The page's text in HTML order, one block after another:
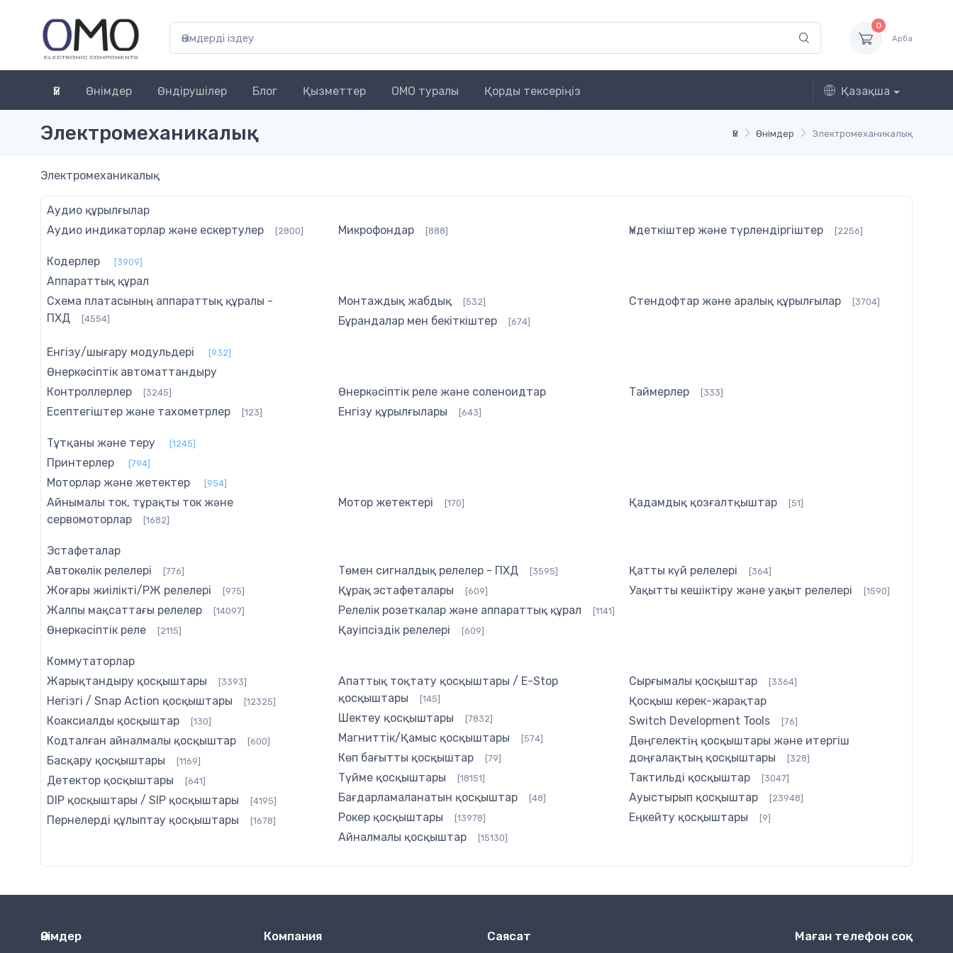
0
Арба
Үй Өнімдер Өндірушілер Блог Қызметтер OMO туралы Қорды тексеріңіз Қазақша
Үй Өнімдер Электромеханикалық
Электромеханикалық
Электромеханикалық
Аудио құрылғылар
Аудио индикаторлар және ескертулер
[2800] Микрофондар [888] Үндеткіштер және түрлендіргіштер [2256]
Кодерлер [3909]
Аппараттық құрал
Схема платасының аппараттық құралы -
ПХД
[4554]
Монтаждық жабдық [532]
Бұрандалар мен бекіткіштер [674]
Стендофтар және аралық құрылғылар [3704]
Енгізу/шығару модульдері [932]
Өнеркәсіптік автоматтандыру
Контроллерлер
[3245]
Есептегіштер және тахометрлер [123]
Өнеркәсіптік реле және соленоидтар
Енгізу құрылғылары
[643]
Таймерлер [333]
Тұтқаны және теру [1245]
Принтерлер [794]
Моторлар және жетектер [954]
Айнымалы ток, тұрақты ток және
сервомоторлар
[1682]
Мотор жетектері [170] Қадамдық қозғалтқыштар [51]
Эстафеталар
Автокөлік релелері
[776]
Жоғары жиілікті/РЖ релелері [975]
Жалпы мақсаттағы релелер [14097]
Өнеркәсіптік реле [2115]
Төмен сигналдық релелер - ПХД [3595]
Құрақ эстафеталары [609]
Релелік розеткалар және аппараттық құрал [1141]
Қауіпсіздік релелері [609]
Қатты күй релелері [364]
Уақытты кешіктіру және уақыт релелері [1590]
Коммутаторлар
Жарықтандыру қосқыштары
[3393]
Негізгі / Snap Action қосқыштары [12325]
Коаксиалды қосқыштар [130]
Кодталған айналмалы қосқыштар [600]
Басқару қосқыштары [1169]
Детектор қосқыштары [641]
DIP қосқыштары / SIP қосқыштары [4195]
Пернелерді құлыптау қосқыштары [1678]
Апаттық тоқтату қосқыштары / E-Stop
қосқыштары
[145]
Шектеу қосқыштары [7832]
Магниттік/Қамыс қосқыштары [574]
Көп бағытты қосқыштар [79]
Түйме қосқыштары [18151]
Бағдарламаланатын қосқыштар [48]
Рокер қосқыштары [13978]
Айналмалы қосқыштар [15130]
Сырғымалы қосқыштар [3364]
Қосқыш керек-жарақтар
Switch Development Tools
[76]
Дөңгелектің қосқыштары және итергіш
доңғалақтың қосқыштары
[328]
Тактильді қосқыштар [3047]
Ауыстырып қосқыштар [23948]
Еңкейту қосқыштары [9]
Өнімдер Компания Саясат Маған телефон соқ